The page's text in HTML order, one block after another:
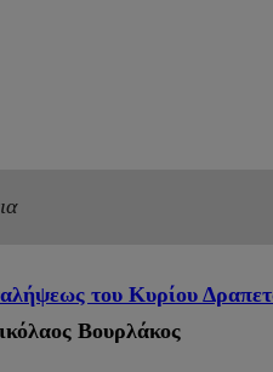
του Κυρίου
Βουρλάκος